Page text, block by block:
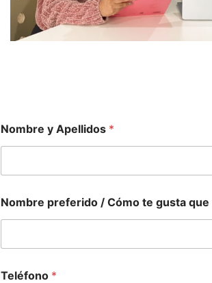
Nombre y Apellidos *
Nombre preferido / Cómo te gusta
Teléfono *